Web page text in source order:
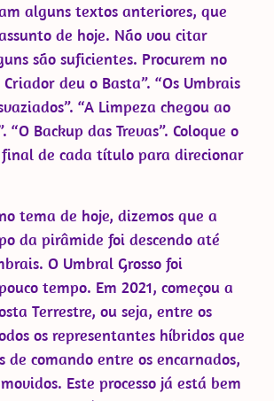
alguns textos anteriores, que
de hoje. Não vou citar
são suficientes. Procurem no
deu o Basta”. “Os Umbrais
“A Limpeza chegou ao
“O Backup das Trevas”. Coloque o
de cada título para direcionar
tema de hoje, dizemos que a
da pirâmide foi descendo até
O Umbral Grosso foi
tempo. Em 2021, começou a
Terrestre, ou seja, entre os
os representantes híbridos que
de comando entre os encarnados,
Este processo já está bem